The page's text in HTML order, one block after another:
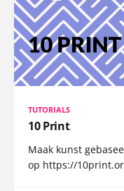
TUTORIALS
10 Print
Maak kunst
op https://